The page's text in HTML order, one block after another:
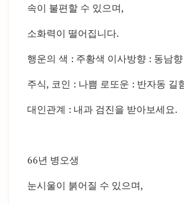
속이 불편할 수 있으며,
소화력이 떨어집니다.
행운의 색 : 주황색 이사방향 : 동남향
주식, 코인 : 나쁨 로또운 : 반자동 길
대인관계 : 내과 검진을 받아보세요.
66년 병오생
눈시울이 붉어질 수 있으며,